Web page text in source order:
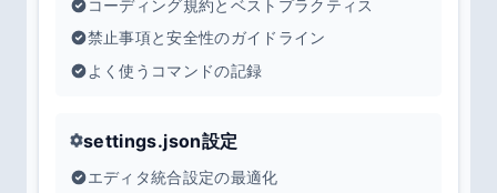
コーディング規約とベストプラクティス
禁止事項と安全性のガイドライン
よく使うコマンドの記録
settings.json設定
エディタ統合設定の最適化